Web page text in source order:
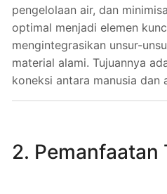
pengelolaan air, dan
optimal menjadi elemen
mengintegrasikan unsur-
material alami. Tujuannya
koneksi antara manusia dan
2. Pemanfaatan